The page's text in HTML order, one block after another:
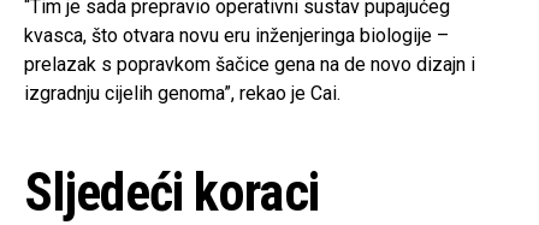
“Tim je sada prepravio operativni sustav pupajućeg
kvasca, što otvara novu eru inženjeringa biologije –
prelazak s popravkom šačice gena na de novo dizajn i
izgradnju cijelih genoma”, rekao je Cai.
Sljedeći koraci